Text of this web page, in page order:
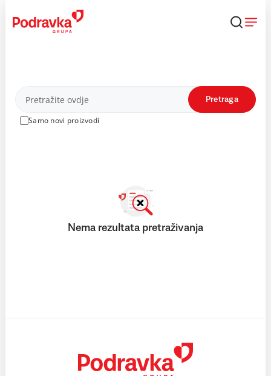
content
Proizvodi
Samo novi proizvodi
Pretraga
Nema rezultata pretraživanja